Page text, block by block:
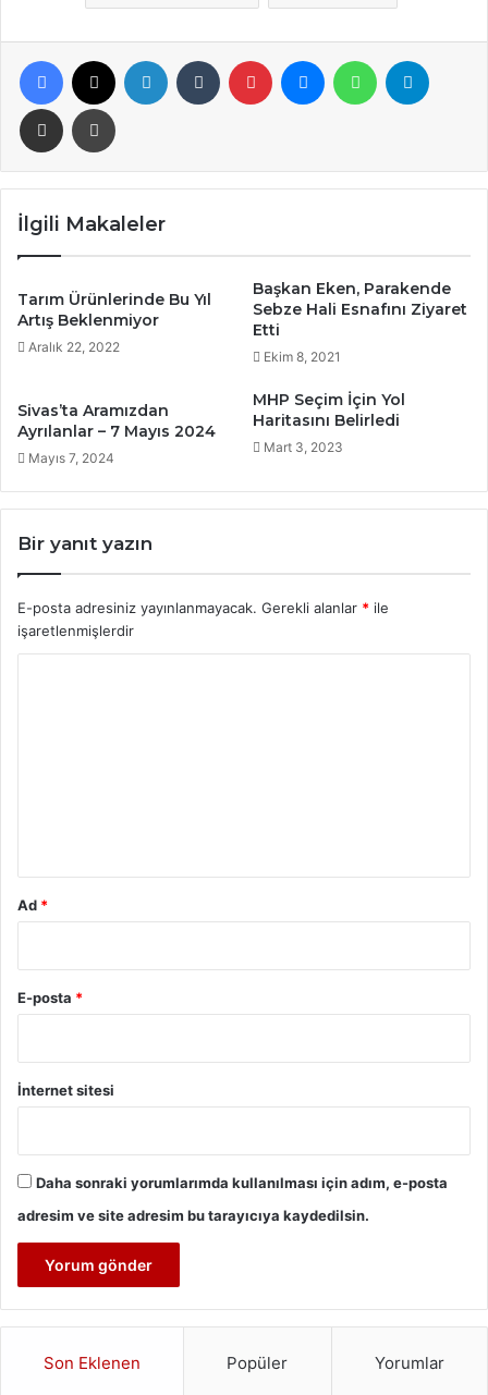
Facebook LinkedIn Tumblr Pinterest MessengerWhatsApp
E-Posta ile paylaş Yazdır
İlgili Makaleler
Tarım Ürünlerinde Bu Yıl
Artış Beklenmiyor
Aralık 22, 2022
Başkan Eken, Parakende
Sebze Hali Esnafını Ziyaret
Etti
Ekim 8, 2021
Sivas’ta Aramızdan
Ayrılanlar – 7 Mayıs 2024
Mayıs 7, 2024
MHP Seçim İçin Yol
Haritasını Belirledi
Mart 3, 2023
Bir yanıt yazın
E-posta adresiniz yayınlanmayacak. Gerekli alanlar * ile
işaretlenmişlerdir
Ad *
E-posta *
İnternet sitesi
Daha sonraki yorumlarımda kullanılması için adım, e-posta
adresim ve site adresim bu tarayıcıya kaydedilsin.
Son Eklenen Popüler Yorumlar